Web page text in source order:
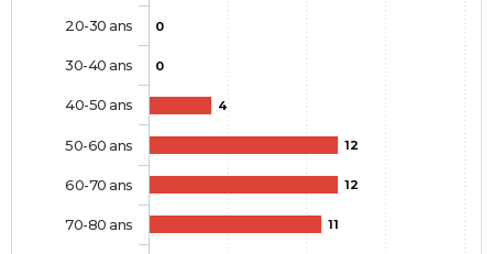
0
0
4
12
12
11
20-30 ans
30-40 ans
40-50 ans
50-60 ans
60-70 ans
70-80 ans